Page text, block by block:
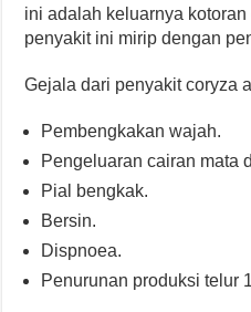
ini adalah keluarnya
penyakit ini mirip dengan
Gejala dari penyakit coryza
Pembengkakan wajah.
Pengeluaran cairan mata
Pial bengkak.
Bersin.
Dispnoea.
Penurunan produksi telur